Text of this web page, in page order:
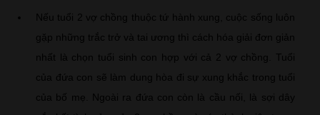
Nếu tuổi 2 vợ chồng thuộc tứ hành xung, cuộc sống luôn
gặp những trắc trở và tai ương thì cách hóa giải đơn giản
nhất là chọn tuổi sinh con hợp với cả 2 vợ chồng. Tuổi
của đứa con sẽ làm dung hòa đi sự xung khắc trong tuổi
của bố mẹ. Ngoài ra đứa con còn là cầu nối, là sợi dây